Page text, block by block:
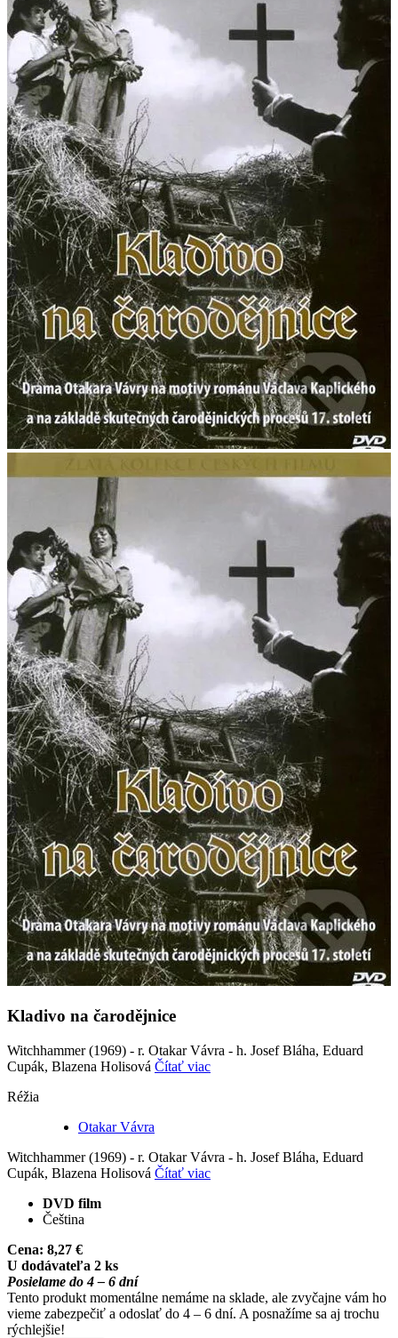
Kladivo na čarodějnice
Witchhammer (1969) - r. Otakar Vávra - h. Josef Bláha, Eduard
Cupák, Blazena Holisová Čítať viac
Réžia
Otakar Vávra
Witchhammer (1969) - r. Otakar Vávra - h. Josef Bláha, Eduard
Cupák, Blazena Holisová Čítať viac
DVD film
Čeština
Cena: 8,27 €
U dodávateľa 2 ks
Posielame do 4 – 6 dní
Tento produkt momentálne nemáme na sklade, ale zvyčajne vám ho
vieme zabezpečiť a odoslať do 4 – 6 dní. A posnažíme sa aj trochu
rýchlejšie!